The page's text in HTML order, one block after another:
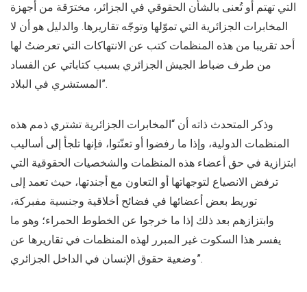
التي تهتم أو تُعنى بالشأن الحقوقي في الجزائر، مخترَقة من أجهزة
المخابرات الجزائرية التي تموّلها وتوجّه تقاريرها. والدليل هو أن لا
أحد تقريبا من هذه المنظمات كتب عن الانتهاكات التي تعرضتُ لها
من طرف ضباط الجيش الجزائري بسبب كتاباتي عن الفساد
المستشري في البلاد”.
وذكر المتحدث ذاته أن “المخابرات الجزائرية تشتري ذمم هذه
المنظمات الدولية، وإذا ما رفضوا أو تعنّتوا، فإنها تلجأ إلى أساليب
ابتزازية في حق أعضاء هذه المنظمات والشخصيات الحقوقية التي
ترفض الانصياع لتوجهاتها أو التعاون مع أجندتها، حيث تعمد إلى
توريط بعض أعضائها في فضائح أخلاقية وجنسية مفبركة،
وابتزازهم بعد ذلك إذا ما خرجوا عن الخطوط الحمراء؛ وهو ما
يفسر هذا السكوت غير المبرر لهذه المنظمات في تقاريرها عن
وضعية حقوق الإنسان في الداخل الجزائري”.